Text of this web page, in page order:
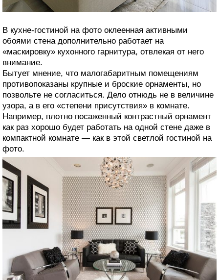
В кухне-гостиной на фото оклеенная активными
обоями стена дополнительно работает на
«маскировку» кухонного гарнитура, отвлекая от него
внимание.
Бытует мнение, что малогабаритным помещениям
противопоказаны крупные и броские орнаменты, но
позвольте не согласиться. Дело отнюдь не в величине
узора, а в его «степени присутствия» в комнате.
Например, плотно посаженный контрастный орнамент
как раз хорошо будет работать на одной стене даже в
компактной комнате — как в этой светлой гостиной на
фото.